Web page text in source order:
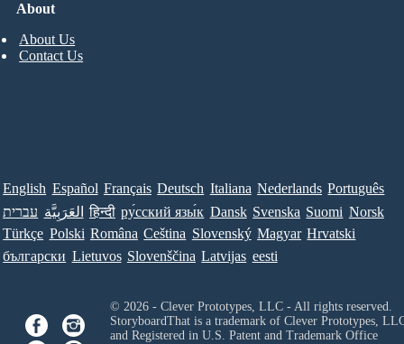
About
About Us
Contact Us
English Español Français Deutsch Italiana Nederlands Português
עברית العَرَبِيَّة हिन्दी ру́сский язы́к Dansk Svenska Suomi Norsk
Türkçe Polski Româna Ceština Slovenský Magyar Hrvatski
български Lietuvos Slovenščina Latvijas eesti
© 2026 - Clever Prototypes, LLC - All rights reserved.
StoryboardThat is a trademark of Clever Prototypes,
and Registered in U.S. Patent and Trademark Office